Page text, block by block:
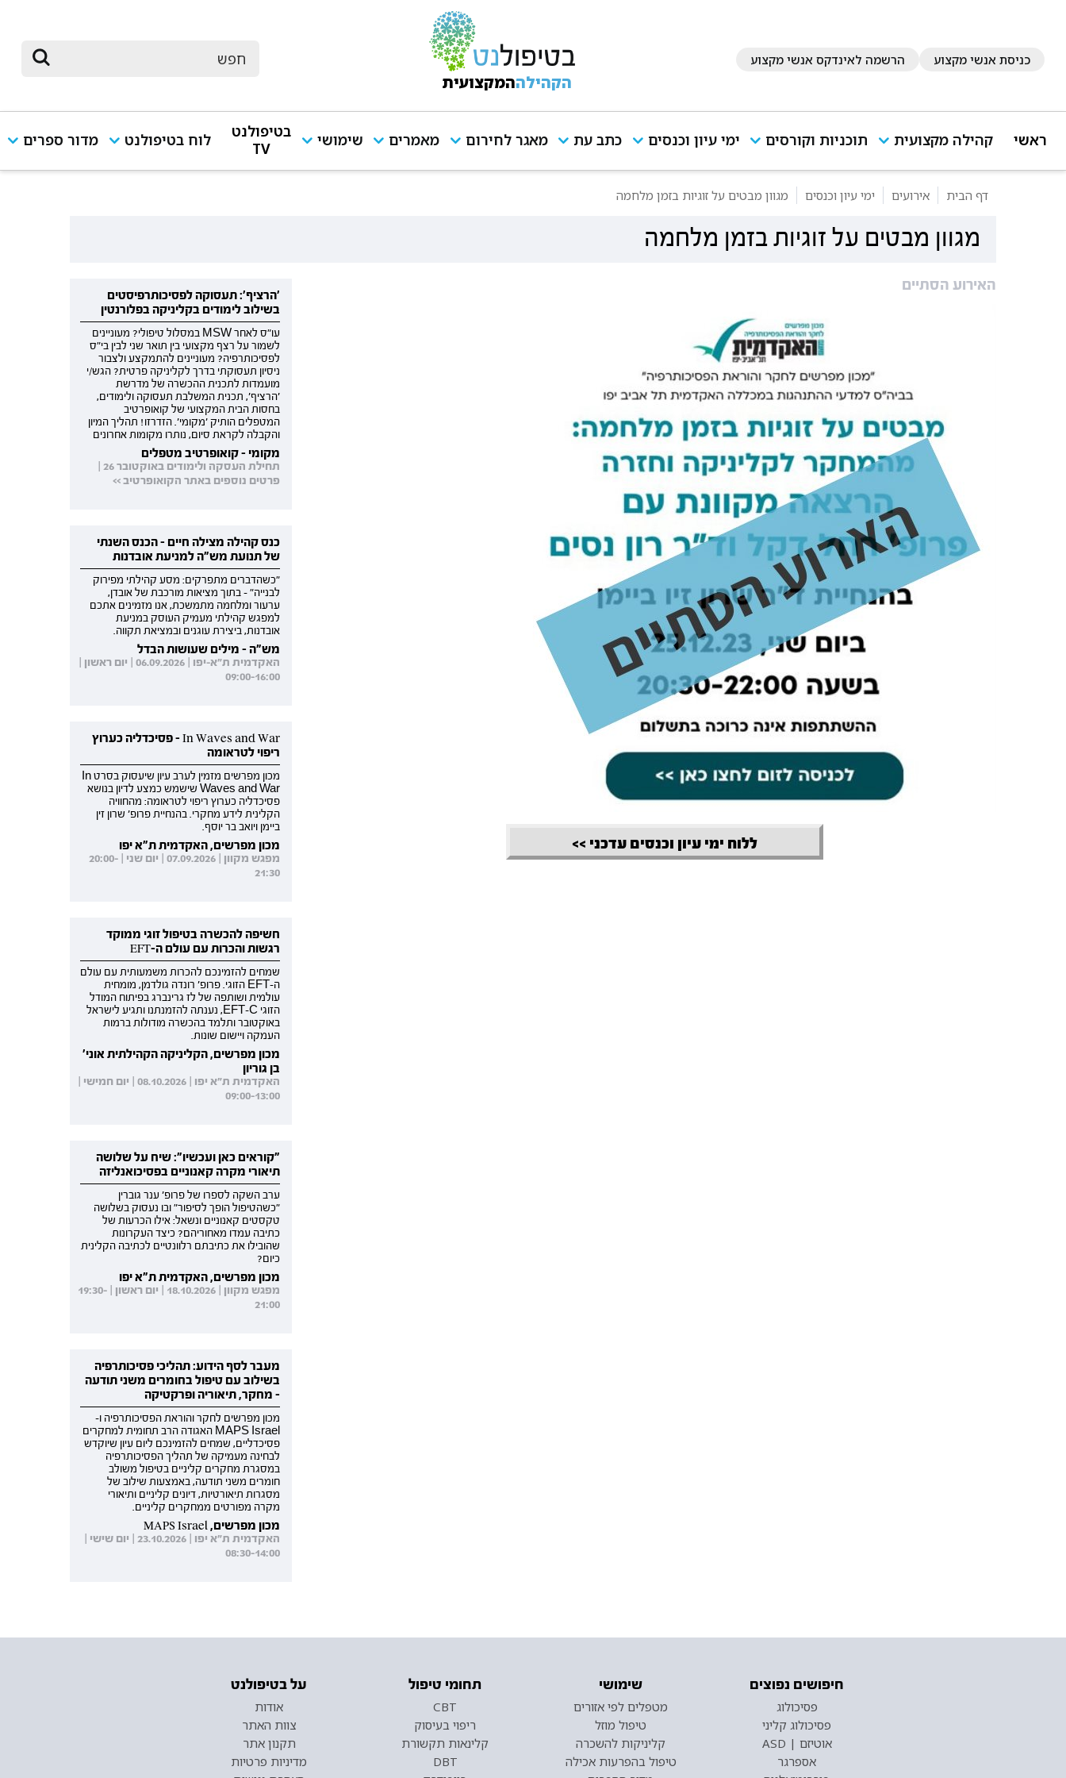
כניסת אנשי מקצוע הרשמה לאינדקס אנשי מקצוע
הקהילההמקצועית
ראשי קהילה מקצועית תוכניות וקורסים ימי עיון וכנסים כתב עת מאגר לחירום מאמרים שימושי
בטיפולנט
TV
לוח בטיפולנט מדור ספרים
דף הבית אירועים ימי עיון וכנסים מגוון מבטים על זוגיות בזמן מלחמה
מגוון מבטים על זוגיות בזמן מלחמה
האירוע הסתיים
ללוח ימי עיון וכנסים עדכני >>
'הרציף': תעסוקה לפסיכותרפיסטים
בשילוב לימודים בקליניקה בפלורנטין
עו"ס לאחר MSW במסלול טיפולי? מעוניינים
לשמור על רצף מקצועי בין תואר שני לבין בי"ס
לפסיכותרפיה? מעוניינים להתמקצע ולצבור
ניסיון תעסוקתי בדרך לקליניקה פרטית? הגש/י
מועמדות לתכנית ההכשרה של מדרשת
'הרציף', תכנית המשלבת תעסוקה ולימודים,
בחסות הבית המקצועי של קואופרטיב
המטפלים הותיק 'מקומי'. הזדרזו! תהליך המיון
והקבלה לקראת סיום, נותרו מקומות אחרונים
מקומי - קואופרטיב מטפלים
תחילת העסקה ולימודים באוקטובר 26 |
פרטים נוספים באתר הקואופרטיב >>
כנס קהילה מצילה חיים - הכנס השנתי
של תנועת מש"ה למניעת אובדנות
"כשהדברים מתפרקים: מסע קהילתי מפירוק
לבנייה" - בתוך מציאות מורכבת של אובדן,
ערעור ומלחמה מתמשכת, אנו מזמינים אתכם
למפגש קהילתי מעמיק העוסק במניעת
אובדנות, ביצירת עוגנים ובמציאת תקווה.
מש"ה - מילים שעושות הבדל
האקדמית ת"א-יפו | 06.09.2026 | יום ראשון |
09:00-16:00
In Waves and War - פסיכדליה כערוץ
ריפוי לטראומה
מכון מפרשים מזמין לערב עיון שיעסוק בסרט In
Waves and War שישמש כמצע לדיון בנושא
פסיכדליה כערוץ ריפוי לטראומה: מהחוויה
הקלינית לידע מחקרי. בהנחיית פרופ' שרון זין
ביימן ויואב בר יוסף.
מכון מפרשים, האקדמית ת"א יפו
מפגש מקוון | 07.09.2026 | יום שני | 20:00-
21:30
חשיפה להכשרה בטיפול זוגי ממוקד
רגשות והכרות עם עולם ה-EFT
שמחים להזמינכם להכרות משמעותית עם עולם
ה-EFT הזוגי. פרופ' רונדה גולדמן, מומחית
עולמית ושותפה של לז גרינברג בפיתוח המודל
הזוגי EFT-C, נענתה להזמנתנו ותגיע לישראל
באוקטובר ותלמד בהכשרה מודולות ברמות
העמקה ויישום שונות.
מכון מפרשים, הקליניקה הקהילתית אוני'
בן גוריון
האקדמית ת"א יפו | 08.10.2026 | יום חמישי |
09:00-13:00
"קוראים כאן ועכשיו": שיח על שלושה
תיאורי מקרה קאנוניים בפסיכואנליזה
ערב השקה לספרו של פרופ' ענר גוברין
"כשהטיפול הופך לסיפור" ובו נעסוק בשלושה
טקסטים קאנוניים ונשאל: אילו הכרעות של
כתיבה עמדו מאחוריהם? כיצד העקרונות
שהובילו את כתיבתם רלוונטיים לכתיבה הקלינית
כיום?
מכון מפרשים, האקדמית ת"א יפו
מפגש מקוון | 18.10.2026 | יום ראשון | 19:30-
21:00
מעבר לסף הידוע: תהליכי פסיכותרפיה
בשילוב עם טיפול בחומרים משני תודעה
- מחקר, תיאוריה ופרקטיקה
מכון מפרשים לחקר והוראת הפסיכותרפיה ו-
MAPS Israel האגודה הרב תחומית למחקרים
פסיכדליים, שמחים להזמינכם ליום עיון שיוקדש
לבחינה מעמיקה של תהליך הפסיכותרפיה
במסגרת מחקרים קליניים בטיפול משולב
חומרים משני תודעה, באמצעות שילוב של
מסגרות תיאורטיות, דיונים קליניים ותיאורי
מקרה מפורטים ממחקרים קליניים.
מכון מפרשים, MAPS Israel
האקדמית ת"א יפו | 23.10.2026 | יום שישי |
08:30-14:00
חיפושים נפוצים
פסיכולוג
פסיכולוג קליני
אוטיזם | ASD
אספרגר
שימושי
מטפלים לפי אזורים
טיפול מוזל
קליניקות להשכרה
טיפול בהפרעות אכילה
תחומי טיפול
CBT
ריפוי בעיסוק
קלינאות תקשורת
DBT
על בטיפולנט
אודות
צוות האתר
תקנון אתר
מדיניות פרטיות